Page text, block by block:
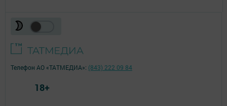
Телефон АО «ТАТМЕДИА»: (843) 222 09 84
18+